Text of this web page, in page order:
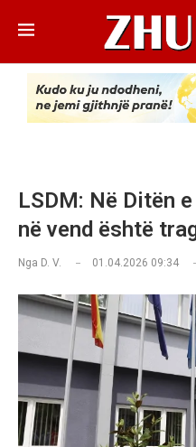
LSDM: Në Ditën
në vend është
Nga D. V. 01.04.2026 09:34